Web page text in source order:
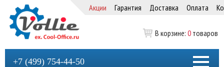
Акции Гарантия Доставка Оплата
В корзине: 0 товаров
+7 (499) 754-44-50